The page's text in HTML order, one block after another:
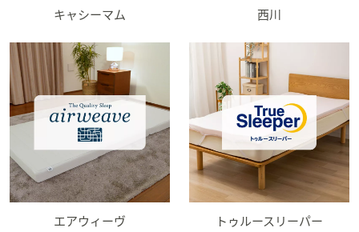
キャシーマム 西川
エアウィーヴ トゥルースリーパー